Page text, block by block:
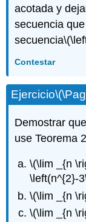
acotada y
secuencia
secuencia
Contestar
Ejercicio
Demostrar
use Teorema
\(\lim _{n
\left(n^{2}-
\(\lim _{n
\(\lim _{n